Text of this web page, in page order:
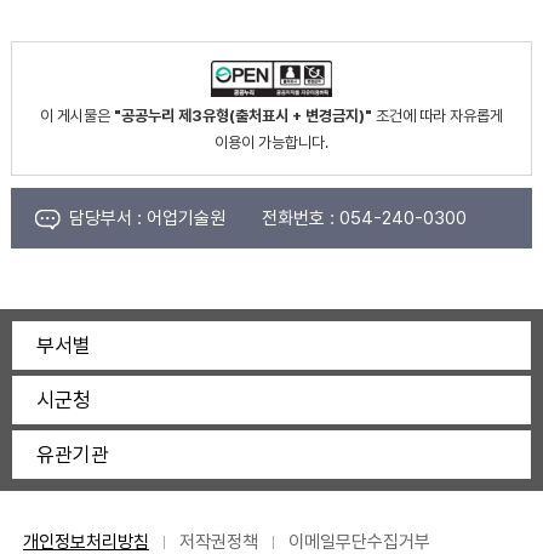
이 게시물은 "공공누리 제3유형(출처표시 + 변경금지)" 조건에 따라 자유롭게
이용이 가능합니다.
담당부서 : 어업기술원 전화번호 : 054-240-0300
부서별
시군청
유관기관
개인정보처리방침 저작권정책 이메일무단수집거부